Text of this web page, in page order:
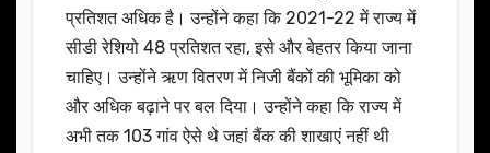
प्रतिशत अधिक है। उन्होंने कहा कि 2021-22 में राज्य में
सीडी रेशियो 48 प्रतिशत रहा, इसे और बेहतर किया जाना
चाहिए। उन्होंने ऋण वितरण में निजी बैंकों की भूमिका को
और अधिक बढ़ाने पर बल दिया। उन्होंने कहा कि राज्य में
अभी तक 103 गांव ऐसे थे जहां बैंक की शाखाएं नहीं थी